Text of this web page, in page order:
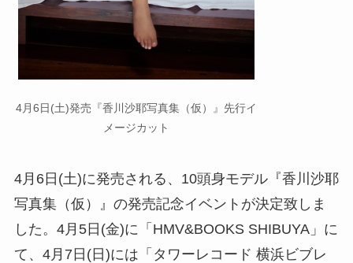
4月6日(土)発売『香川沙耶写真集（仮）』先行イ
メージカット
4月6日(土)に発売される、10頭身モデル『香川沙耶
写真集（仮）』の発売記念イベントが決定致しま
した。4月5日(金)に「HMV&BOOKS SHIBUYA」に
て、4月7日(日)には「タワーレコード 横浜ビブレ